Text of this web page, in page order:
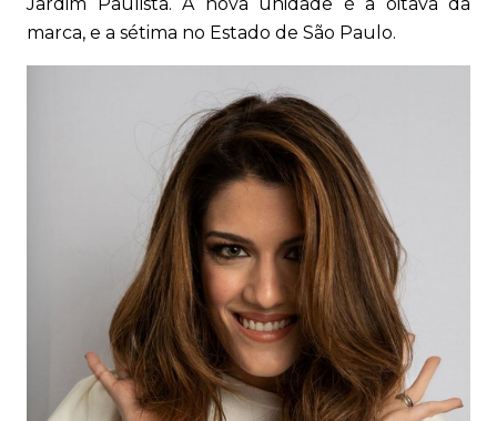
Jardim Paulista. A nova unidade é a oitava da
marca, e a sétima no Estado de São Paulo.